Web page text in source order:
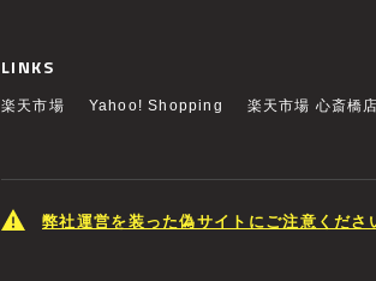
LINKS
楽天市場 Yahoo! Shopping 楽天市場 心斎橋
弊社運営を装った偽サイトにご注意くださ